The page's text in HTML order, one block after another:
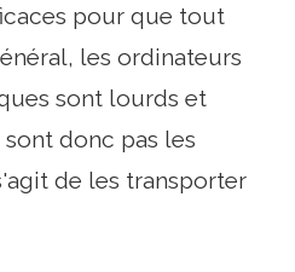
pour que tout
les ordinateurs
sont lourds et
donc pas les
de les transporter